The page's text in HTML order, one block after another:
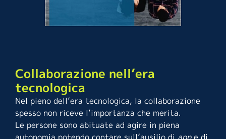
Collaborazione nell’era
tecnologica
Nel pieno dell’era tecnologica, la collaborazione
spesso non riceve l’importanza che merita.
Le persone sono abituate ad agire in piena
autonomia potendo contare sull’ausilio di appe di